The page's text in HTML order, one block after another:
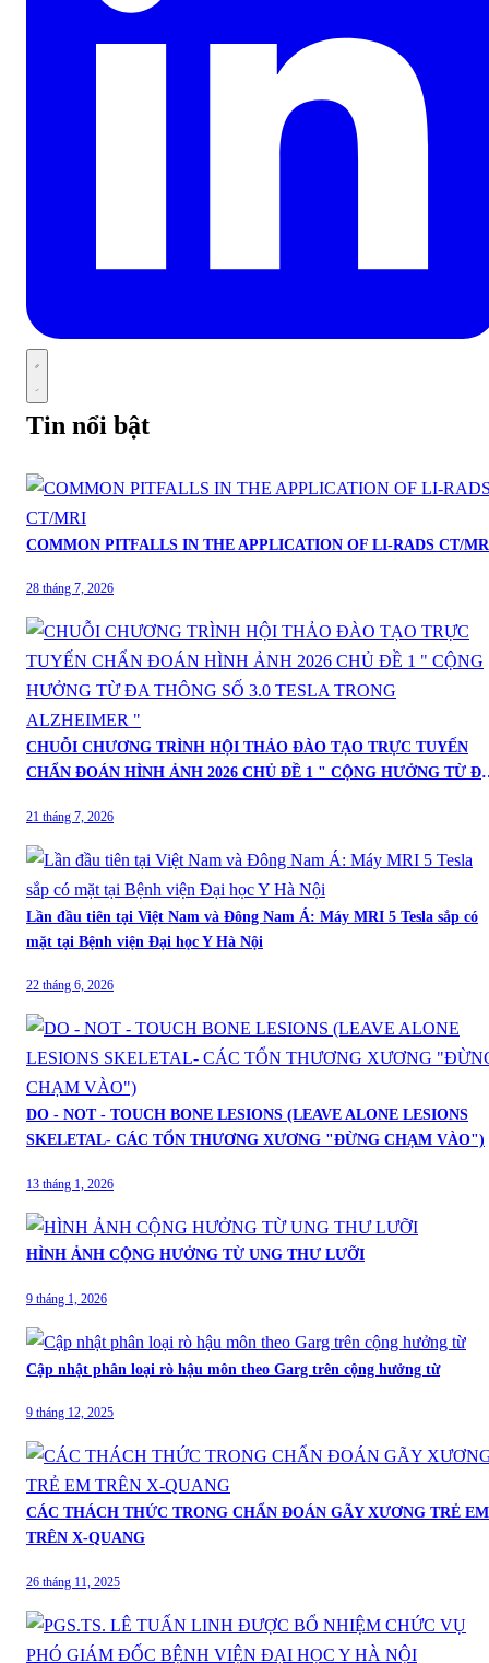
Tin nổi bật
COMMON PITFALLS IN THE APPLICATION OF LI-RADS CT/
28 tháng 7, 2026
CHUỖI CHƯƠNG TRÌNH HỘI THẢO ĐÀO TẠO TRỰC TUYẾN
CHẨN ĐOÁN HÌNH ẢNH 2026 CHỦ ĐỀ 1 " CỘNG HƯỞNG TỪ ĐA
21 tháng 7, 2026
Lần đầu tiên tại Việt Nam và Đông Nam Á: Máy MRI 5 Tesla sắp có
mặt tại Bệnh viện Đại học Y Hà Nội
22 tháng 6, 2026
DO - NOT - TOUCH BONE LESIONS (LEAVE ALONE LESIONS
SKELETAL- CÁC TỔN THƯƠNG XƯƠNG "ĐỪNG CHẠM VÀO")
13 tháng 1, 2026
HÌNH ẢNH CỘNG HƯỞNG TỪ UNG THƯ LƯỠI
9 tháng 1, 2026
Cập nhật phân loại rò hậu môn theo Garg trên cộng hưởng từ
9 tháng 12, 2025
CÁC THÁCH THỨC TRONG CHẨN ĐOÁN GÃY XƯƠNG TRẺ EM
TRÊN X-QUANG
26 tháng 11, 2025